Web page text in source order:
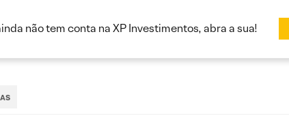
não tem conta na XP Investimentos, abra a sua!